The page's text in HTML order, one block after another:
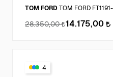
TOM FORD TOM FORD
28.350,00 14.175,00
4